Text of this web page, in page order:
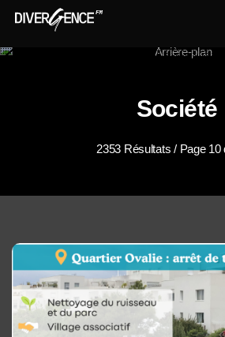
Société
2353 Résultats / Page 10